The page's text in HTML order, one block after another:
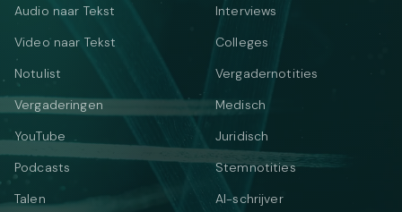
Audio naar Tekst
Video naar Tekst
Notulist
Vergaderingen
YouTube
Podcasts
Talen
Interviews
Colleges
Vergadernotities
Medisch
Juridisch
Stemnotities
AI-schrijver